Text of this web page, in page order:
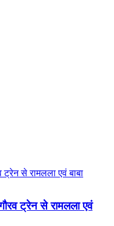
ट्रेन से रामलला एवं